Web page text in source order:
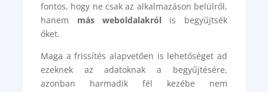
fontos, hogy ne csak az alkalmazáson belülről,
hanem más weboldalakról is begyűjtsék
őket.
Maga a frissítés alapvetően is lehetőséget ad
ezeknek az adatoknak a begyűjtésére,
azonban harmadik fél kezébe nem